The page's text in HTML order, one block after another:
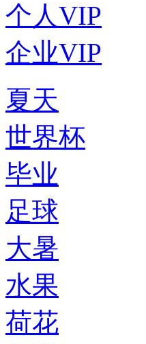
个人VIP
企业VIP
夏天
世界杯
毕业
足球
大暑
水果
荷花